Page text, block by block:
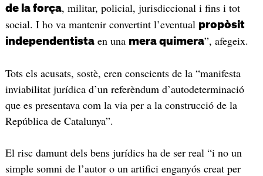
de la força, militar, policial, jurisdiccional i fins i tot
social. I ho va mantenir convertint l’eventual propòsit
independentistaen una mera quimera”, afegeix.
Tots els acusats, sostè, eren conscients de la “manifesta
inviabilitat jurídica d’un referèndum d’autodeterminació
que es presentava com la via per a la construcció de la
República de Catalunya”.
El risc damunt dels bens jurídics ha de ser real “i no un
simple somni de l’autor o un artifici enganyós creat per